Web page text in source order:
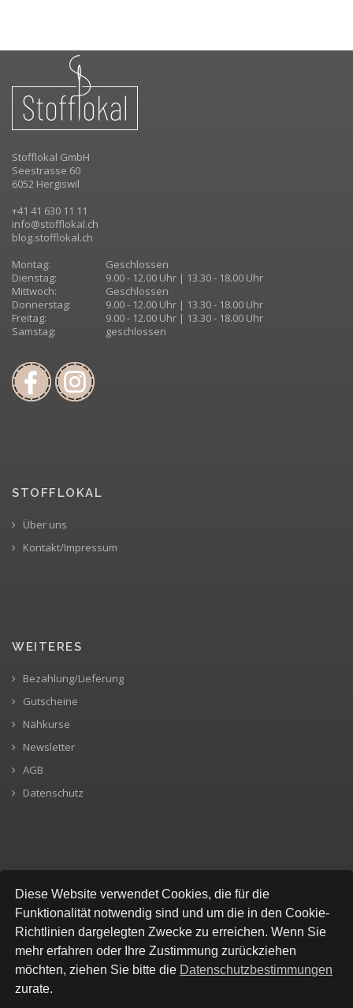
Diese Website verwendet Cookies, die für die
Funktionalität notwendig sind und um die in den Cookie-
Richtlinien dargelegten Zwecke zu erreichen. Wenn Sie
mehr erfahren oder Ihre Zustimmung zurückziehen
möchten, ziehen Sie bitte die Datenschutzbestimmungen
zurate.
Stofflokal GmbH
Seestrasse 60
6052 Hergiswil
+41 41 630 11 11
info@stofflokal.ch
blog.stofflokal.ch
Montag:
Geschlossen
Dienstag:
9.00 - 12.00 Uhr | 13.30 - 18.00 Uhr
Mittwoch:
Geschlossen
Donnerstag:
9.00 - 12.00 Uhr | 13.30 - 18.00 Uhr
Freitag:
9.00 - 12.00 Uhr | 13.30 - 18.00 Uhr
Samstag:
geschlossen
STOFFLOKAL
Über uns
Kontakt/Impressum
WEITERES
Bezahlung/Lieferung
Gutscheine
Nähkurse
Newsletter
AGB
Datenschutz
SICHERE BEZAHLUNG